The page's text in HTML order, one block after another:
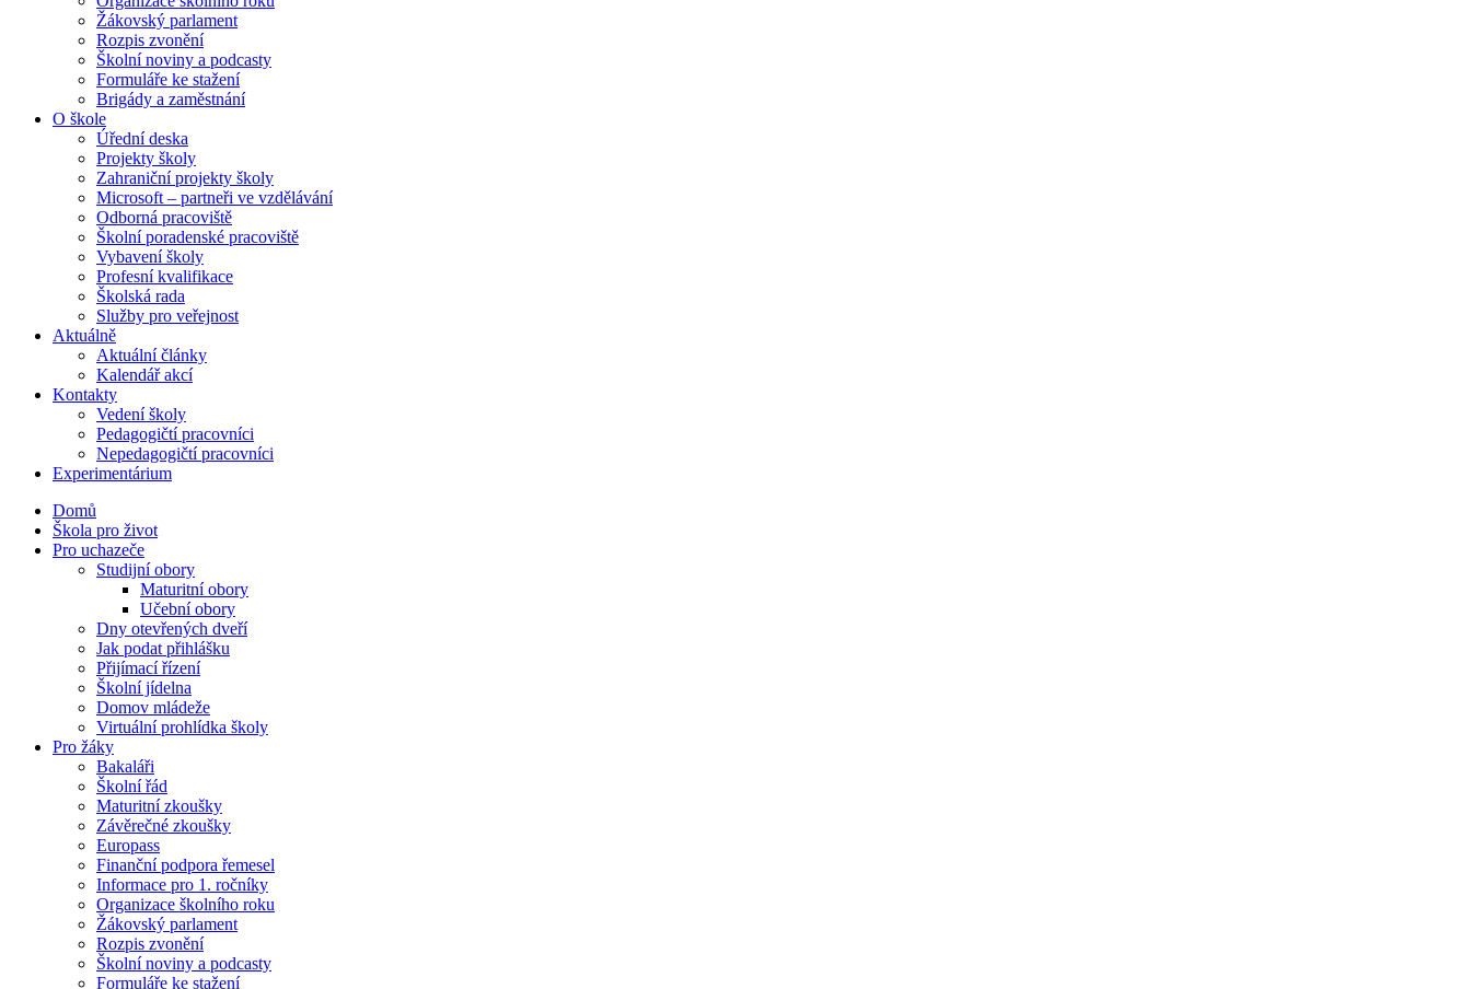
Žákovský parlament
Rozpis zvonění
Školní noviny a podcasty
Formuláře ke stažení
Brigády a zaměstnání
O škole
Úřední deska
Projekty školy
Zahraniční projekty školy
Microsoft – partneři ve vzdělávání
Odborná pracoviště
Školní poradenské pracoviště
Vybavení školy
Profesní kvalifikace
Školská rada
Služby pro veřejnost
Aktuálně
Aktuální články
Kalendář akcí
Kontakty
Vedení školy
Pedagogičtí pracovníci
Nepedagogičtí pracovníci
Experimentárium
Domů
Škola pro život
Pro uchazeče
Studijní obory
Maturitní obory
Učební obory
Dny otevřených dveří
Jak podat přihlášku
Přijímací řízení
Školní jídelna
Domov mládeže
Virtuální prohlídka školy
Pro žáky
Bakaláři
Školní řád
Maturitní zkoušky
Závěrečné zkoušky
Europass
Finanční podpora řemesel
Informace pro 1. ročníky
Organizace školního roku
Žákovský parlament
Rozpis zvonění
Školní noviny a podcasty
Formuláře ke stažení